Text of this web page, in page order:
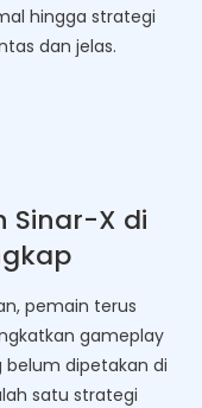
hingga strategi
dan jelas.
Sinar-X di
pemain terus
gameplay
belum dipetakan di
satu strategi